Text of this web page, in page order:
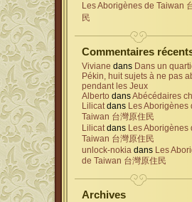
Les Aborigènes de Taiwan
民
Commentaires
Viviane dans Dans un
Pékin, huit sujets à ne pas
pendant les Jeux
Alberto dansAbécédaires
Lilicatdans Les Aborigènes
Taiwan 台灣原住民
Lilicatdans Les Aborigènes
Taiwan 台灣原住民
unlock-nokia dans Les
de Taiwan 台灣原住民
Archives